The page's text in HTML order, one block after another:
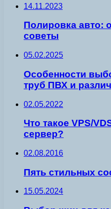
14.11.2023
Полировка авто:
советы
05.02.2025
Особенности
труб ПВХ и
02.05.2022
Что такое VPS/
сервер?
02.08.2016
Пять стильных
15.05.2024